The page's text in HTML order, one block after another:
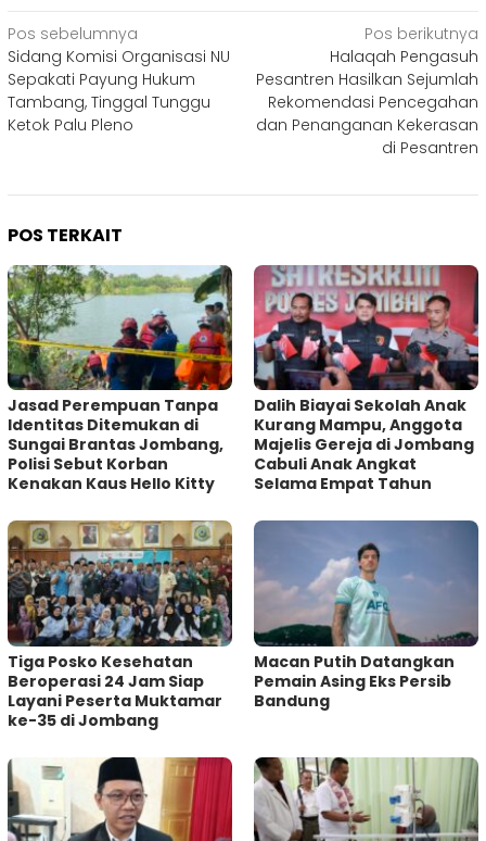
Navigasi
pos
Pos sebelumnya
Sidang Komisi Organisasi NU
Sepakati Payung Hukum
Tambang, Tinggal Tunggu
Ketok Palu Pleno
Pos berikutnya
Halaqah Pengasuh
Pesantren Hasilkan Sejumlah
Rekomendasi Pencegahan
dan Penanganan Kekerasan
di Pesantren
POS TERKAIT
Jasad Perempuan Tanpa
Identitas Ditemukan di
Sungai Brantas Jombang,
Polisi Sebut Korban
Kenakan Kaus Hello Kitty
Dalih Biayai Sekolah Anak
Kurang Mampu, Anggota
Majelis Gereja di Jombang
Cabuli Anak Angkat
Selama Empat Tahun
Tiga Posko Kesehatan
Beroperasi 24 Jam Siap
Layani Peserta Muktamar
ke-35 di Jombang
Macan Putih Datangkan
Pemain Asing Eks Persib
Bandung